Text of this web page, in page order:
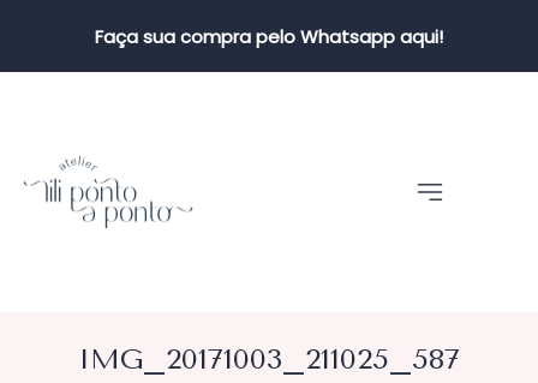
Faça sua compra pelo Whatsapp aqui!
IMG_20171003_211025_587